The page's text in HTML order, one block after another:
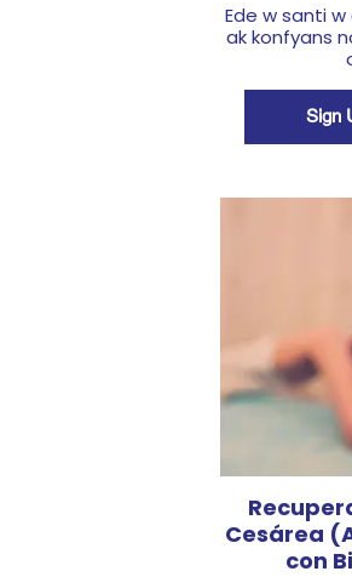
Ede w santi
ak konfyans
Sign
Cesárea
con